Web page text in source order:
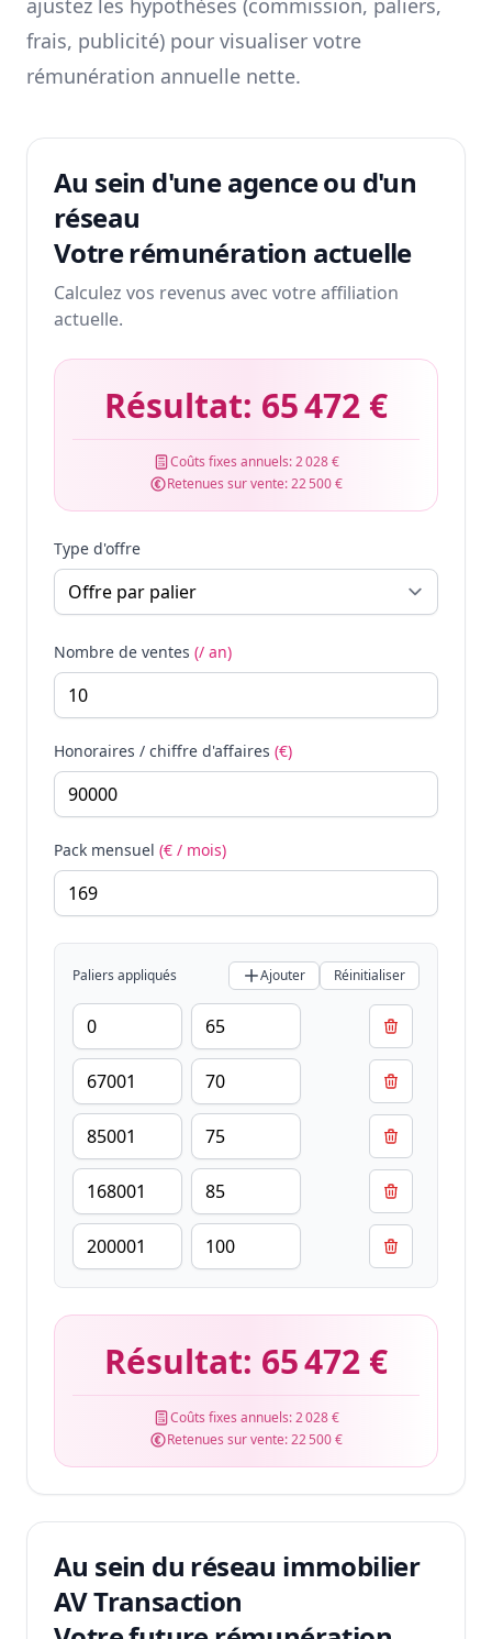
ajustez les hypothèses (commission, paliers,
frais, publicité) pour visualiser votre
rémunération annuelle nette.
Au sein d'une agence ou d'un
réseau
Votre rémunération actuelle
Calculez vos revenus avec votre affiliation
actuelle.
Résultat: 65 472 €
Coûts fixes annuels:2 028 €
Retenues sur vente:22 500 €
Type d'offre
Nombre de ventes (/ an)
Honoraires / chiffre d'affaires (€)
Pack mensuel (€ / mois)
Paliers appliqués Ajouter Réinitialiser
Résultat: 65 472 €
Coûts fixes annuels:2 028 €
Retenues sur vente:22 500 €
Au sein du réseau immobilier
AV Transaction